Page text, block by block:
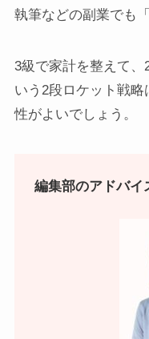
執筆などの副業でも
3級で家計を整えて、
いう2段ロケット戦
性がよいでしょう。
編集部のアドバイ